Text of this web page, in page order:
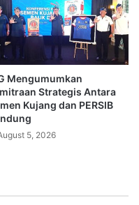
Mengumumkan
Strategis Antara
Kujang dan PERSIB
5, 2026